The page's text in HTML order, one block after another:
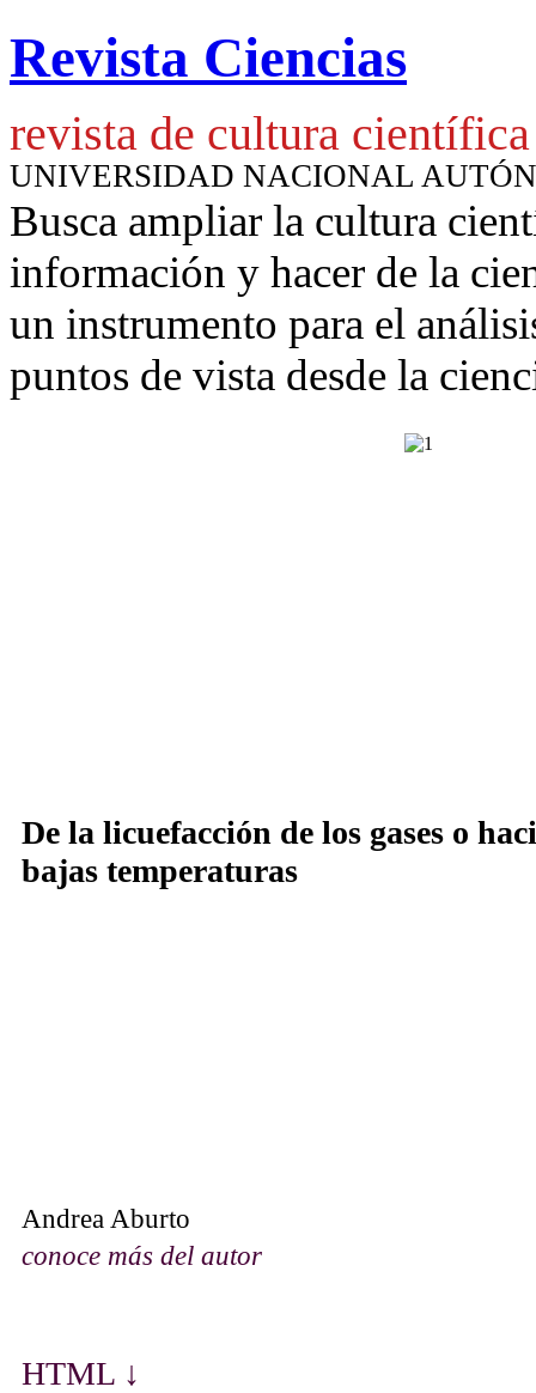
Revista Ciencias
revista de cultura científica
UNIVERSIDAD NACIONAL
Busca ampliar la cultura
información y hacer de la
un instrumento para el
puntos de vista desde la
De la licuefacción de los gases o
bajas temperaturas
Andrea Aburto
conoce más del autor
HTML ↓